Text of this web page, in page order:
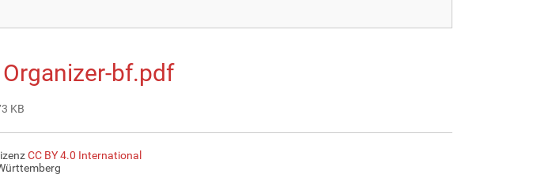
bf.pdf
KB
CC BY 4.0 International